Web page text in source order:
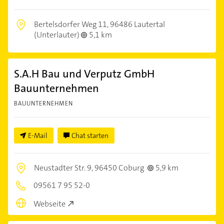
Bertelsdorfer Weg 11,96486 Lautertal
(Unterlauter)
5,1 km
S.A.H Bau und Verputz GmbH
Bauunternehmen
BAUUNTERNEHMEN
E-Mail Chat starten
Neustadter Str. 9,96450 Coburg
5,9 km
09561 7 95 52-0
Webseite